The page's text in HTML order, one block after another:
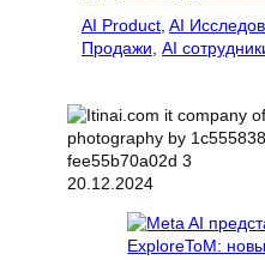
AI Product AI
Продажи AI
20.12.2024